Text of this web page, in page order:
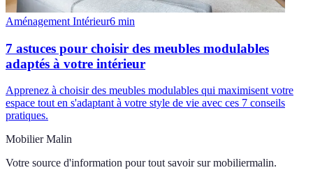
Aménagement Intérieur6 min
7 astuces pour choisir des meubles modulables
adaptés à votre intérieur
Apprenez à choisir des meubles modulables qui maximisent votre
espace tout en s'adaptant à votre style de vie avec ces 7 conseils
pratiques.
Mobilier Malin
Votre source d'information pour tout savoir sur mobiliermalin.